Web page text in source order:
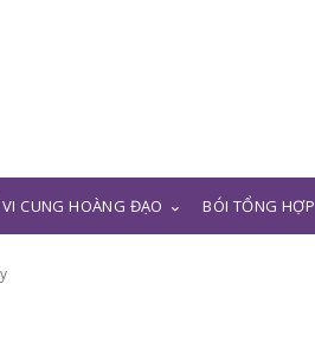
CUNG HOÀNG ĐẠO BÓI TỔNG HỢP